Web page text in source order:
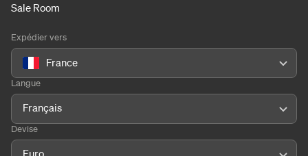
Sale Room
Expédier vers
France
Langue
Français
Devise